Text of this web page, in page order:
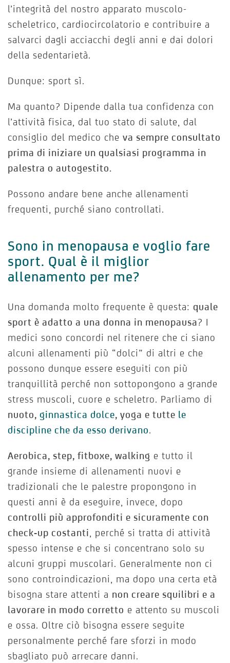
l’integrità del nostro apparato muscolo-
scheletrico, cardiocircolatorio e contribuire a
salvarci dagli acciacchi degli anni e dai dolori
della sedentarietà.
Dunque: sport sì.
Ma quanto? Dipende dalla tua confidenza con
l’attività fisica, dal tuo stato di salute, dal
consiglio del medico che va sempre consultato
prima di iniziare un qualsiasi programma in
palestra o autogestito.
Possono andare bene anche allenamenti
frequenti, purché siano controllati.
Sono in menopausa e voglio fare
sport. Qual è il miglior
allenamento per me?
Una domanda molto frequente è questa: quale
sport è adatto a una donna in menopausa? I
medici sono concordi nel ritenere che ci siano
alcuni allenamenti più “dolci” di altri e che
possono dunque essere eseguiti con più
tranquillità perché non sottopongono a grande
stress muscoli, cuore e scheletro. Parliamo di
nuoto, ginnastica dolce, yoga e tutte le
discipline che da esso derivano.
Aerobica, step, fitboxe, walking e tutto il
grande insieme di allenamenti nuovi e
tradizionali che le palestre propongono in
questi anni è da eseguire, invece, dopo
controlli più approfonditi e sicuramente con
check-up costanti, perché si tratta di attività
spesso intense e che si concentrano solo su
alcuni gruppi muscolari. Generalmente non ci
sono controindicazioni, ma dopo una certa età
bisogna stare attenti a non creare squilibri e a
lavorare in modo corretto e attento su muscoli
e ossa. Oltre ciò bisogna essere seguite
personalmente perché fare sforzi in modo
sbagliato può arrecare danni.